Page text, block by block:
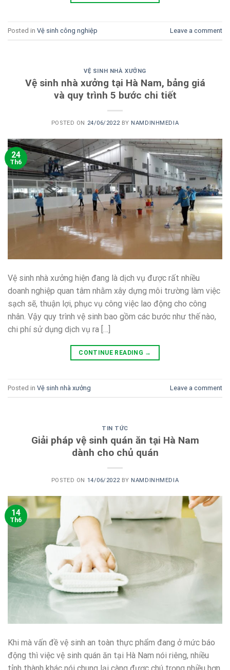
Posted in Vệ sinh công nghiệp Leave a comment
VỆ SINH NHÀ XƯỞNG
Vệ sinh nhà xưởng tại Hà Nam, bảng giá
và quy trình 5 bước chi tiết
POSTED ON 24/06/2022 BY NAMDINHMEDIA
24
Th6
Vệ sinh nhà xưởng hiện đang là dịch vụ được rất nhiều
doanh nghiệp quan tâm nhằm xây dựng môi trường làm việc
sạch sẽ, thuận lợi, phục vụ công việc lao động cho công
nhân. Vậy quy trình vệ sinh bao gồm các bước như thế nào,
chi phí sử dụng dịch vụ ra […]
CONTINUE READING →
Posted in Vệ sinh nhà xưởng Leave a comment
TIN TỨC
Giải pháp vệ sinh quán ăn tại Hà Nam
dành cho chủ quán
POSTED ON 14/06/2022 BY NAMDINHMEDIA
14
Th6
Khi mà vấn đề vệ sinh an toàn thực phẩm đang ở mức báo
động thì việc vệ sinh quán ăn tại Hà Nam nói riêng, nhiều
tỉnh thành khác nói chung lại càng được chú trọng nhiều hơn.